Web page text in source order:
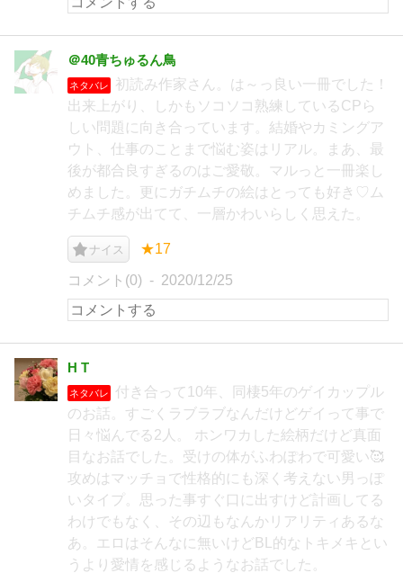
＠40青ちゅるん鳥
ネタバレ
初読み作家さん。は～っ良い一冊でした！
出来上がり、しかもソコソコ熟練しているCPら
しい問題に向き合っています。結婚やカミングア
ウト、仕事のことまで悩む姿はリアル。まあ、最
後が都合良すぎるのはご愛敬。マルっと一冊楽し
めました。更にガチムチの絵はとっても好き♡ム
チムチ感が出てて、一層かわいらしく思えた。
ナイス ★17
コメント(0) 2020/12/25
H T
ネタバレ
付き合って10年、同棲5年のゲイカップル
のお話。すごくラブラブなんだけどゲイって事で
日々悩んでる2人。 ホンワカした絵柄だけど真面
目なお話でした。受けの体がふわぽわで可愛い🥰
攻めはマッチョで性格的にも深く考えない男っぽ
いタイプ。思った事すぐ口に出すけど計画してる
わけでもなく、その辺もなんかリアリティあるな
あ。エロはそんなに無いけどBL的なトキメキとい
うより愛情を感じるようなお話でした。